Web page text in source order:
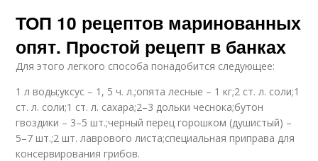
ТОП 10 рецептов маринованных
опят. Простой рецепт в банках
Для этого легкого способа понадобится следующее:
1 л воды;уксус – 1, 5 ч. л.;опята лесные – 1 кг;2 ст. л. соли;1
ст. л. соли;1 ст. л. сахара;2–3 дольки чеснока;бутон
гвоздики – 3–5 шт.;черный перец горошком (душистый) –
5–7 шт.;2 шт. лаврового листа;специальная приправа для
консервирования грибов.